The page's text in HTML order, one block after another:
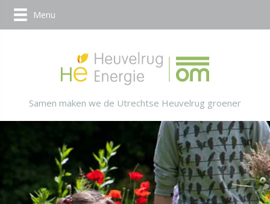
Menu
Samen maken we de Utrechtse Heuvelrug groener